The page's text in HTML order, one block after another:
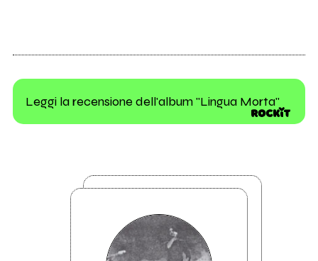
Leggi la recensione dell'album "Lingua Morta"